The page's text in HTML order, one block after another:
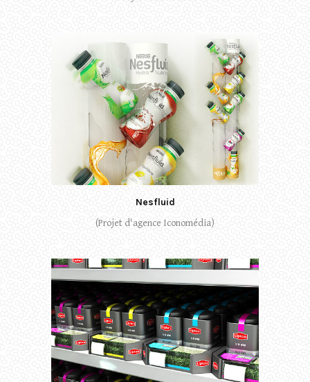
Nesfluid
(Projet d'agence Iconomédia)